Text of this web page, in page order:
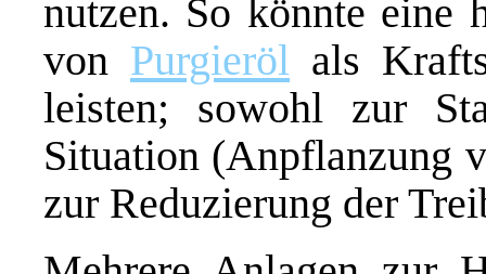
nutzen. So könnte eine
von Purgieröl als
leisten; sowohl zur
Situation (Anpflanzung
zur Reduzierung der